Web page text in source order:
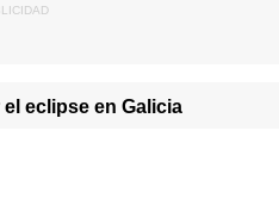
eclipse en Galicia